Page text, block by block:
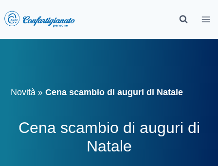
Novità »Cena scambio di auguri di Natale
Cena scambio di auguri di
Natale